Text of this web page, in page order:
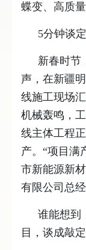
蝶变、高质
5分钟谈
新春时节
声，在新疆
线施工现场
机械轰鸣，
线主体工程
产。“项目满
市新能源新
有限公司总
谁能想到
目，谈成敲